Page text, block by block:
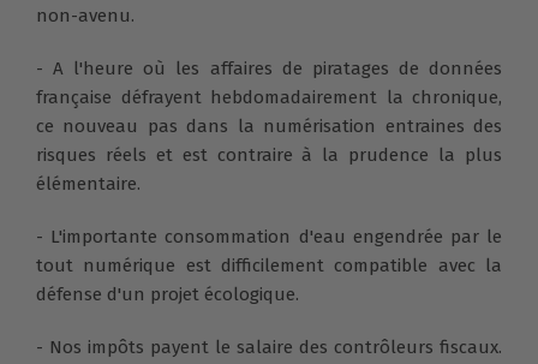
non-avenu.
- A l'heure où les affaires de piratages de données
française défrayent hebdomadairement la chronique,
ce nouveau pas dans la numérisation entraines des
risques réels et est contraire à la prudence la plus
élémentaire.
- L'importante consommation d'eau engendrée par le
tout numérique est difficilement compatible avec la
défense d'un projet écologique.
- Nos impôts payent le salaire des contrôleurs fiscaux.